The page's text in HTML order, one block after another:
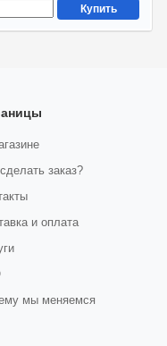
Купить
заказ?
и оплата
мы меняемся